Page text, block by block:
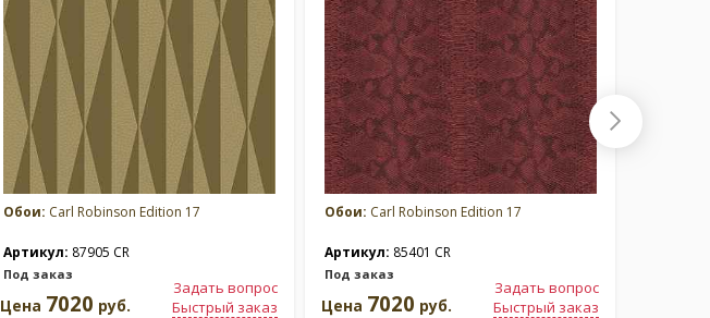
Обои: Carl Robinson Edition 17
Артикул: 87905 CR
Под заказ
Задать вопрос
Быстрый заказ
Цена 7020 руб.
Обои: Carl Robinson Edition 17
Артикул: 85401 CR
Под заказ
Задать вопрос
Быстрый заказ
Цена 7020 руб.